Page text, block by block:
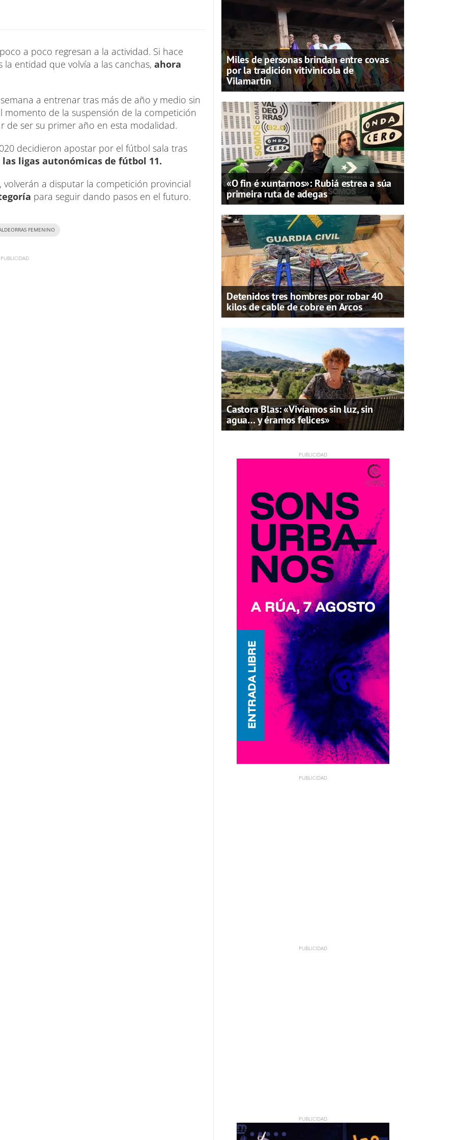
a poco regresan a la actividad. Si hace
entidad que volvía a las canchas, ahora
a entrenar tras más de año y medio sin
de la suspensión de la competición
de ser su primer año en esta modalidad.
decidieron apostar por el fútbol sala tras
ligas autonómicas de fútbol 11.
a disputar la competición provincial
para seguir dando pasos en el futuro.
FEMENINO
Miles de personas brindan entre covas
por la tradición vitivinícola de
Vilamartín
«O fin é xuntarnos»: Rubiá estrea a súa
primeira ruta de adegas
Detenidos tres hombres por robar 40
kilos de cable de cobre en Arcos
Castora Blas: «Vivíamos sin luz, sin
agua… y éramos felices»